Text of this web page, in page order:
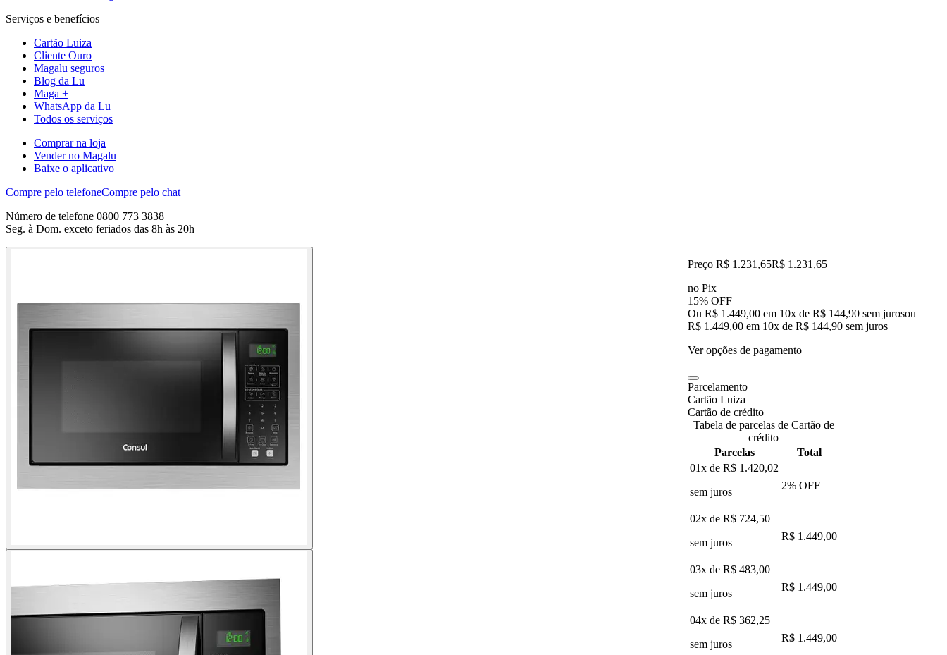
Serviços e benefícios
Cartão Luiza
Cliente Ouro
Magalu seguros
Blog da Lu
Maga +
WhatsApp da Lu
Todos os serviços
Comprar na loja
Vender no Magalu
Baixe o aplicativo
Compre pelo telefoneCompre pelo chat
Número de telefone 0800 773 3838
Seg. à Dom. exceto feriados das 8h às 20h
Preço R$ 1.231,65R$ 1.231 ,65
no Pix
15% OFF
Ou R$ 1.449,00 em 10x de R$ 144,90 sem jurosou
R$ 1.449,00 em 10x de R$ 144,90 sem juros
Ver opções de pagamento
Parcelamento
Cartão Luiza
Cartão de crédito
Tabela de parcelas de Cartão de
crédito
Parcelas
Total
01x de R$ 1.420,02
sem juros
2% OFF
02x de R$ 724,50
sem juros
R$ 1.449,00
03x de R$ 483,00
sem juros
R$ 1.449,00
04x de R$ 362,25
sem juros
R$ 1.449,00